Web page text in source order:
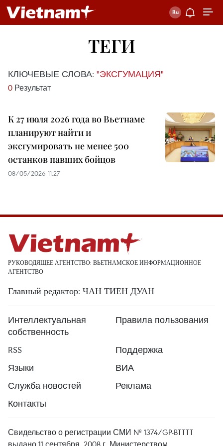
ТЕГИ
КЛЮЧЕВЫЕ СЛОВА: "ЭКСГУМАЦИЯ"
0 Результат
К 27 июля 2026 года во Вьетнаме
планируют найти и
эксгумировать не менее 500
останков павших бойцов
08/05/2026 11:27
РУКОВОДЯЩЕЕ АГЕНТСТВО: ВЬЕТНАМСКОЕ ИНФОРМАЦИОННОЕ
АГЕНТСТВО
Главный редактор: ЧАН ТИЕН ДУАН
Интеллектуальная
собственность
Правила пользования
RSS
Поддержка
Языки
ВИА
Служба новостей
Реклама
Контакты
Свидельство о регистрации СМИ № 1374/GP-BTTTT
выдано 11 сентября, 2008 г. Министерством